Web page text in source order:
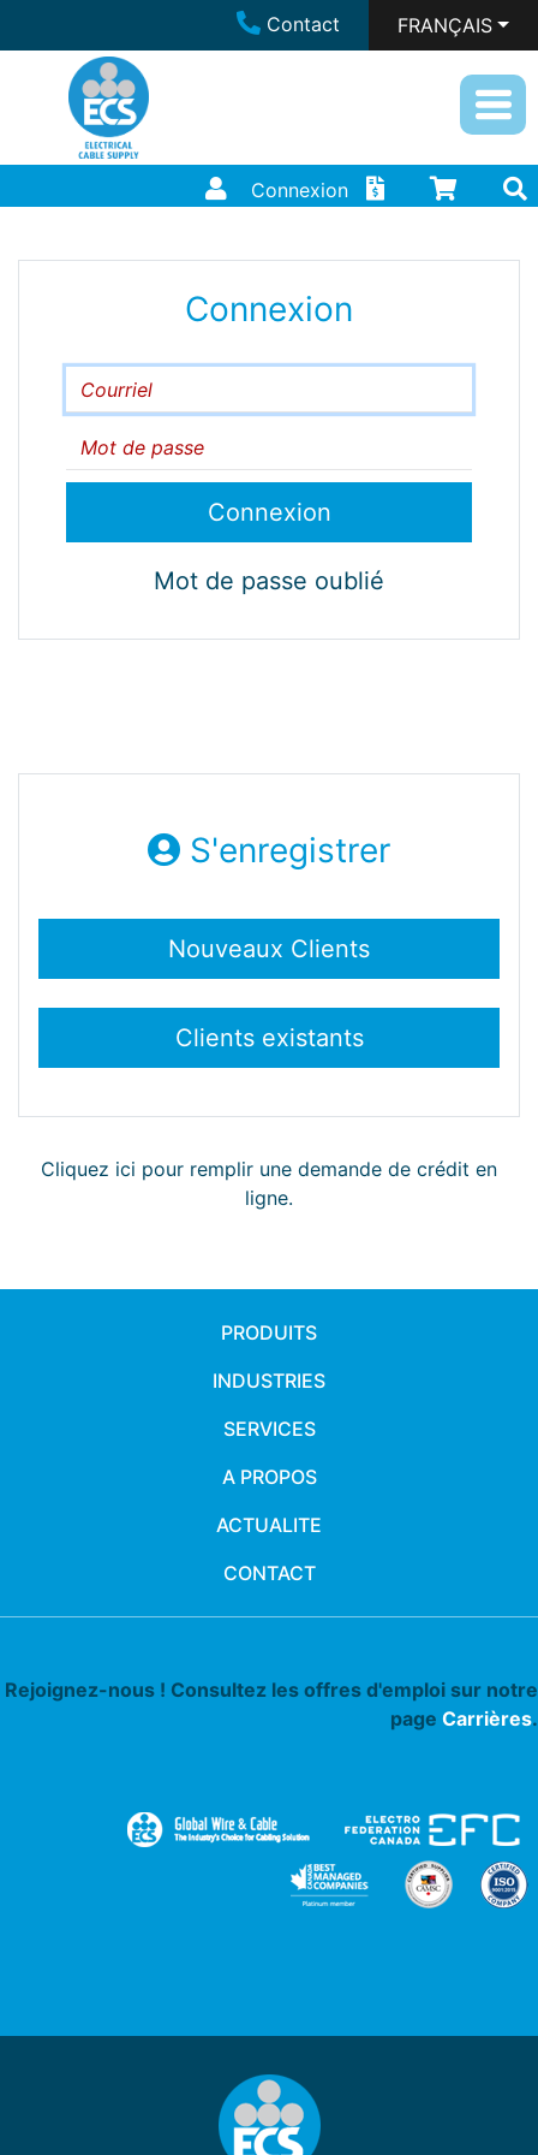
Contact FRANÇAIS
Connexion
Connexion
Courriel
Mot de passe
Mot de passe oublié
S'enregistrer
Cliquez ici pour remplir une demande de crédit en
ligne.
PRODUITS
INDUSTRIES
SERVICES
A PROPOS
ACTUALITE
CONTACT
Rejoignez-nous ! Consultez les offres d'emploi sur notre
page Carrières.